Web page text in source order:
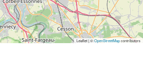
Leaflet | ©OpenStreetMapcontributors